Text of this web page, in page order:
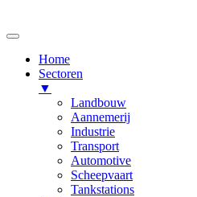
Home
Sectoren
▼
Landbouw
Aannemerij
Industrie
Transport
Automotive
Scheepvaart
Tankstations